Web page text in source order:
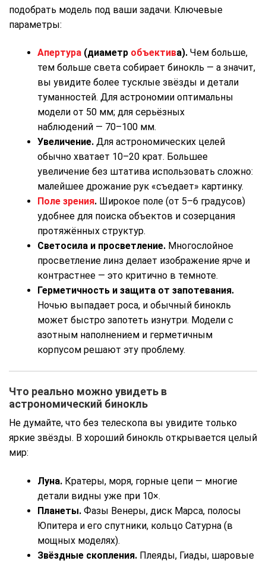
подобрать модель под ваши задачи. Ключевые
параметры:
Апертура (диаметр объектива). Чем больше,
тем больше света собирает бинокль — а значит,
вы увидите более тусклые звёзды и детали
туманностей. Для астрономии оптимальны
модели от 50 мм; для серьёзных
наблюдений — 70–100 мм.
Увеличение. Для астрономических целей
обычно хватает 10–20 крат. Большее
увеличение без штатива использовать сложно:
малейшее дрожание рук «съедает» картинку.
Поле зрения. Широкое поле (от 5–6 градусов)
удобнее для поиска объектов и созерцания
протяжённых структур.
Светосила и просветление. Многослойное
просветление линз делает изображение ярче и
контрастнее — это критично в темноте.
Герметичность и защита от запотевания.
Ночью выпадает роса, и обычный бинокль
может быстро запотеть изнутри. Модели с
азотным наполнением и герметичным
корпусом решают эту проблему.
Что реально можно увидеть в
астрономический бинокль
Не думайте, что без телескопа вы увидите только
яркие звёзды. В хороший бинокль открывается целый
мир:
Луна. Кратеры, моря, горные цепи — многие
детали видны уже при 10×.
Планеты. Фазы Венеры, диск Марса, полосы
Юпитера и его спутники, кольцо Сатурна (в
мощных моделях).
Звёздные скопления. Плеяды, Гиады, шаровые